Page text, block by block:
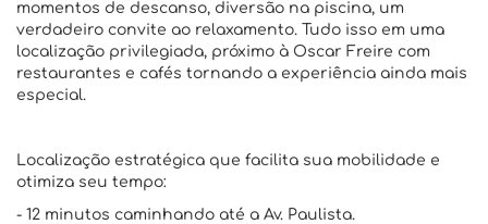
momentos de descanso, diversão na piscina, um
verdadeiro convite ao relaxamento. Tudo isso em uma
localização privilegiada, próximo à Oscar Freire com
restaurantes e cafés tornando a experiência ainda mais
especial.
Localização estratégica que facilita sua mobilidade e
otimiza seu tempo:
- 12 minutos caminhando até a Av. Paulista.